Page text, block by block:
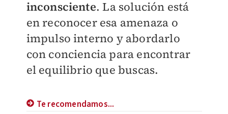
inconsciente. La solución está
en reconocer esa amenaza o
impulso interno y abordarlo
con conciencia para encontrar
el equilibrio que buscas.
Te recomendamos...